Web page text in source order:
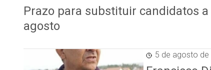
Prazo para substituir candidatos
agosto
5 de agosto de